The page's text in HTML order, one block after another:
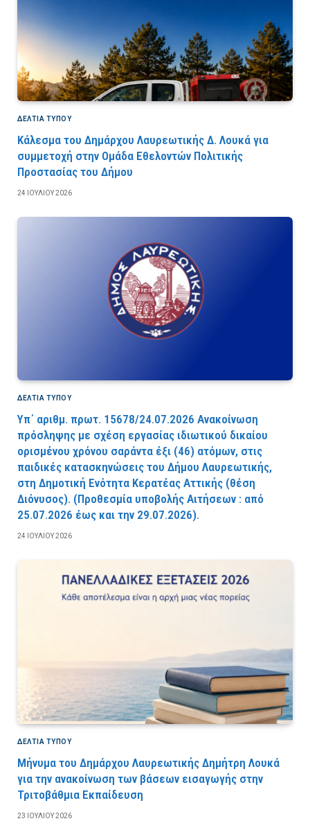
ΔΕΛΤΙΑ ΤΥΠΟΥ
Κάλεσμα του Δημάρχου Λαυρεωτικής Δ. Λουκά για
συμμετοχή στην Ομάδα Εθελοντών Πολιτικής
Προστασίας του Δήμου
24 ΙΟΥΛΊΟΥ 2026
ΔΕΛΤΙΑ ΤΥΠΟΥ
Υπ΄ αριθμ. πρωτ. 15678/24.07.2026 Ανακοίνωση
πρόσληψης με σχέση εργασίας ιδιωτικού δικαίου
ορισμένου χρόνου σαράντα έξι (46) ατόμων, στις
παιδικές κατασκηνώσεις του Δήμου Λαυρεωτικής,
στη Δημοτική Ενότητα Κερατέας Αττικής (θέση
Διόνυσος). (Προθεσμία υποβολής Αιτήσεων : από
25.07.2026 έως και την 29.07.2026).
24 ΙΟΥΛΊΟΥ 2026
ΔΕΛΤΙΑ ΤΥΠΟΥ
Μήνυμα του Δημάρχου Λαυρεωτικής Δημήτρη Λουκά
για την ανακοίνωση των βάσεων εισαγωγής στην
Τριτοβάθμια Εκπαίδευση
23 ΙΟΥΛΊΟΥ 2026